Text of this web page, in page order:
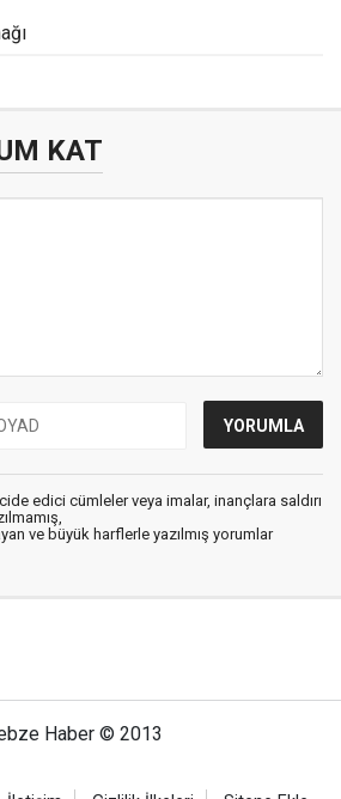
KAT
edici cümleler veya imalar, inançlara saldırı
ve büyük harflerle yazılmış yorumlar
Haber © 2013